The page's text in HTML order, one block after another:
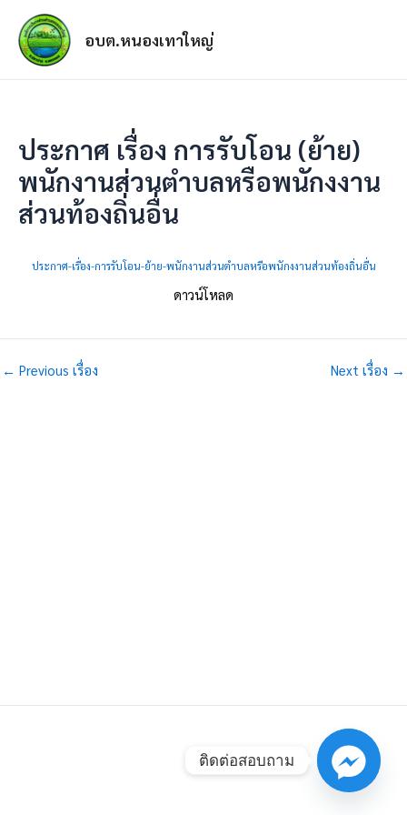
อบต.หนองเทาใหญ่
ประกาศ เรื่อง การรับโอน (ย้าย)
พนักงานส่วนตำบลหรือพนักงงาน
ส่วนท้องถิ่นอื่น
ประกาศ-เรื่อง-การรับโอน-ย้าย-พนักงานส่วนตำบลหรือพนักงงานส่วนท้องถิ่นอื่น
ดาวน์โหลด
← Previous เรื่อง Next เรื่อง →
ติดต่อสอบถาม